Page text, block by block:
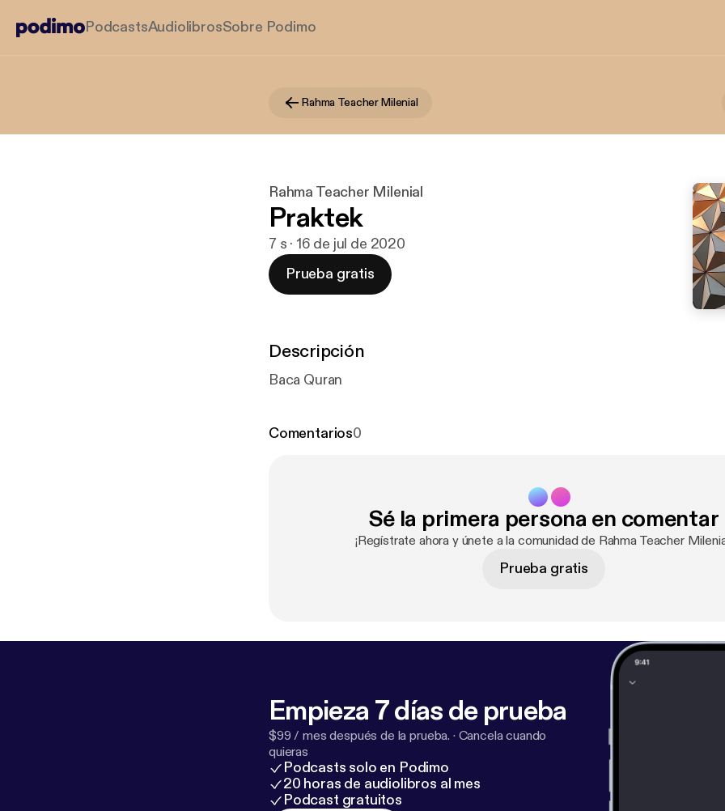
PodcastsAudiolibrosSobre Podimo
Rahma Teacher Milenial
Rahma Teacher Milenial
Praktek
7 s · 16 de jul de 2020
Prueba gratis
Descripción
Baca Quran
Comentarios0
Sé la primera persona en comentar
¡Regístrate ahora y únete a la comunidad de Rahma Teacher
Prueba gratis
Empieza 7 días de prueba
$99 / mes después de la prueba. · Cancela cuando
quieras
Podcasts solo en Podimo
20 horas de audiolibros al mes
Podcast gratuitos